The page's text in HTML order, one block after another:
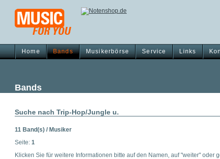
Home Bands Musikerbörse Service Links
Bands
Suche nach Trip-Hop/Jungle u.
11 Band(s) / Musiker
Seite: 1
Klicken Sie für weitere Informationen bitte auf den Namen, auf "weiter" oder